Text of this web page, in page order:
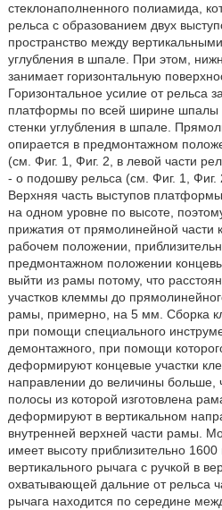
стеклонаполненного полиамида,
рельса с образованием двух
пространство между
углубления в шпале. При этом,
занимает горизонтальную
Горизонтальное усилие от рельса
платформы по всей ширине шпалы
стенки углубления в шпале.
опирается в предмонтажном
(см. Фиг. 1, Фиг. 2, в левой части
- о подошву рельса (см. Фиг. 1, Фиг.
Верхняя часть выступов
на одном уровне по высоте,
прижатия от прямолинейной
рабочем положении,
предмонтажном положении
выйти из рамы потому, что
участков клеммы до
рамы, примерно, на 5 мм. Сборка
при помощи специального
демонтажного, при помощи
деформируют концевые участки
направлении до величины
полосы из которой изготовлена
деформируют в вертикальном
внутренней верхней части рамы.
имеет высоту приблизительно
вертикального рычага с ручкой в
охватывающей дальние от рельса
рычага находится по середине